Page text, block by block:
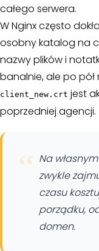
całego serwera.
W Nginx często
osobny katalog na
nazwy plików i
banalnie, ale po
client_new.crt jest
poprzedniej agencji.
Na
zwykle
czasu
porządku,
domen.